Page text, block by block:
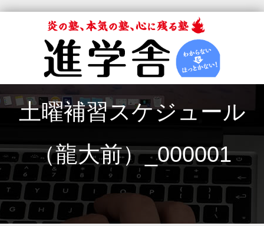
土曜補習スケジュール
（龍大前）_000001